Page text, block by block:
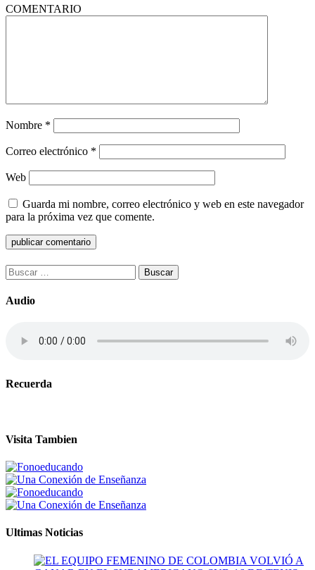
COMENTARIO
Nombre *
Correo electrónico *
Web
Guarda mi nombre, correo electrónico y web en este navegador
para la próxima vez que comente.
Buscar:
Audio
Recuerda
Visita Tambien
Ultimas Noticias